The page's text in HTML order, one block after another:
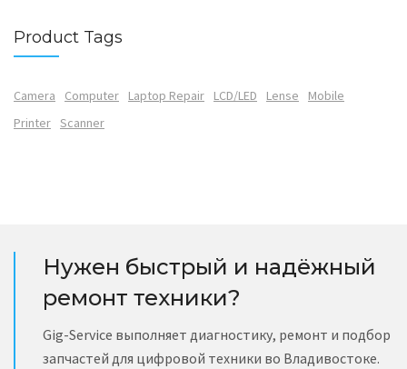
Product Tags
Camera Computer Laptop Repair LCD/LED Lense
Mobile
Printer Scanner
Нужен быстрый и надёжный
ремонт техники?
Gig-Service выполняет диагностику, ремонт и подбор
запчастей для цифровой техники во Владивостоке.